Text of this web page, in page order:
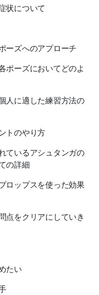
状について
ーズへのアプローチ
ポーズにおいてどのよ
人に適した練習方法の
トのやり方
ているアシュタンガの
の詳細
ロップスを使った効果
点をクリアにしていき
たい